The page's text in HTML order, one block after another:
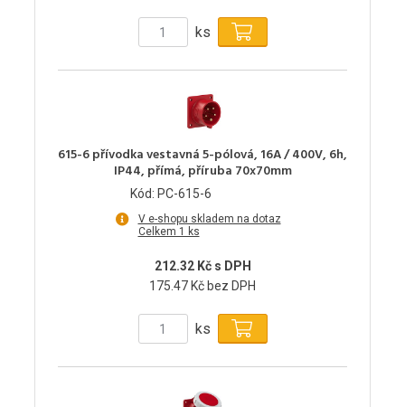
ks
615-6 přívodka vestavná 5-pólová, 16A / 400V, 6h,
IP44, přímá, příruba 70x70mm
Kód: PC-615-6
V e-shopu skladem na dotaz
Celkem 1 ks
212.32 Kč s DPH
175.47 Kč bez DPH
ks